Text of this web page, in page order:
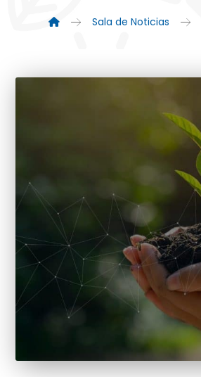
Sala de Noticias